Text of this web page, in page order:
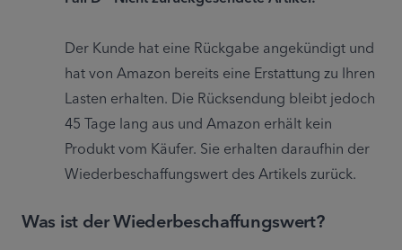
Der Kunde hat eine Rückgabe angekündigt und
hat von Amazon bereits eine Erstattung zu Ihren
Lasten erhalten. Die Rücksendung bleibt jedoch
45 Tage lang aus und Amazon erhält kein
Produkt vom Käufer. Sie erhalten daraufhin der
Wiederbeschaffungswert des Artikels zurück.
Was ist der Wiederbeschaffungswert?